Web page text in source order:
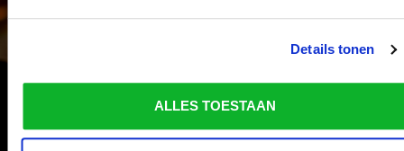
Details tonen
ALLES TOESTAAN
bij Easzy en krijg direct toegang tot een breed
account solliciteer je snel en eenvoudig.